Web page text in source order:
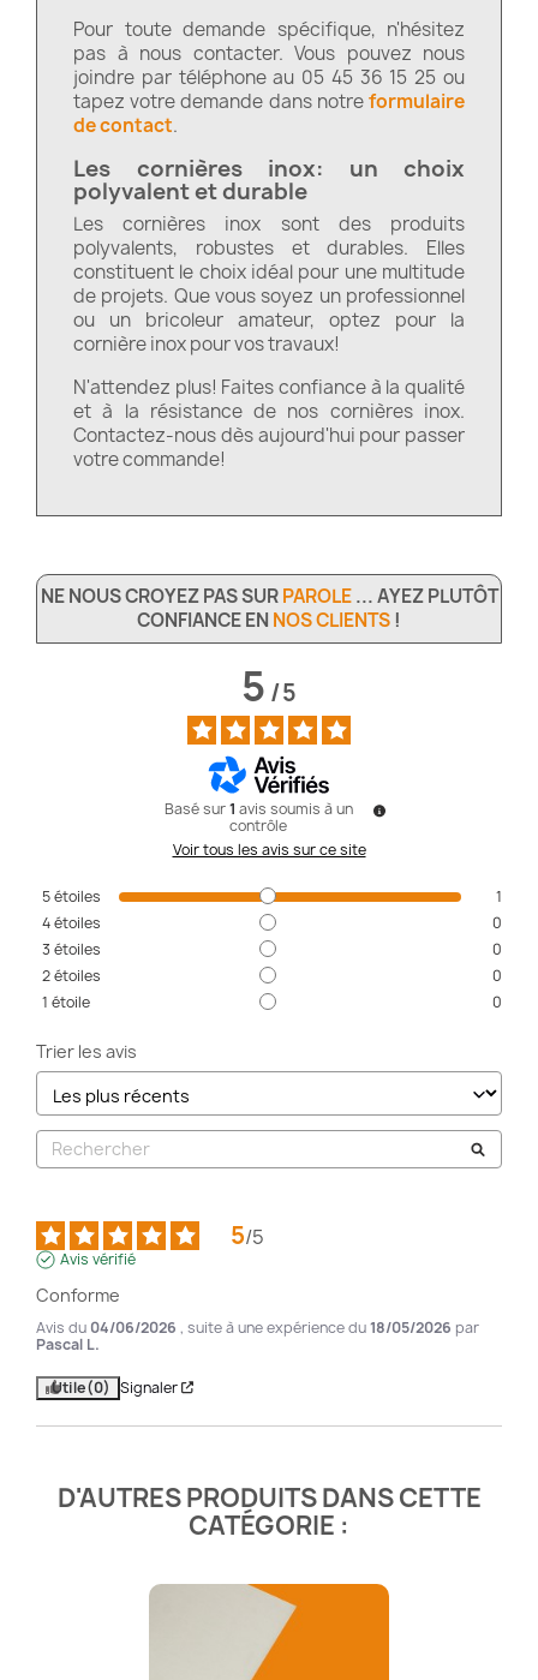
Pour toute demande spécifique, n'hésitez
pas à nous contacter. Vous pouvez nous
joindre par téléphone au 05 45 36 15 25 ou
tapez votre demande dans notreformulaire
de contact.
Les cornières inox: un choix
polyvalent et durable
Les cornières inox sont des produits
polyvalents, robustes et durables. Elles
constituent le choix idéal pour une multitude
de projets. Que vous soyez un professionnel
ou un bricoleur amateur, optez pour la
cornière inox pour vos travaux!
N'attendez plus! Faites confiance à la qualité
et à la résistance de nos cornières inox.
Contactez-nous dès aujourd'hui pour passer
votre commande!
NE NOUS CROYEZ PAS SURPAROLE... AYEZ PLUTÔT
CONFIANCE EN NOS CLIENTS !
5/5
Basé sur1 avis soumis à un
contrôle
Voir tous les avis sur ce site
5étoiles
1
4étoiles
0
3 étoiles
0
2étoiles
0
1 étoile 0
Trier les avis
5/5
Avis vérifié
Conforme
Avis du 04/06/2026 , suite à une expérience du18/05/2026 par
Pascal L.
Utile(0) Signaler
D'AUTRES PRODUITS DANS CETTE
CATÉGORIE :